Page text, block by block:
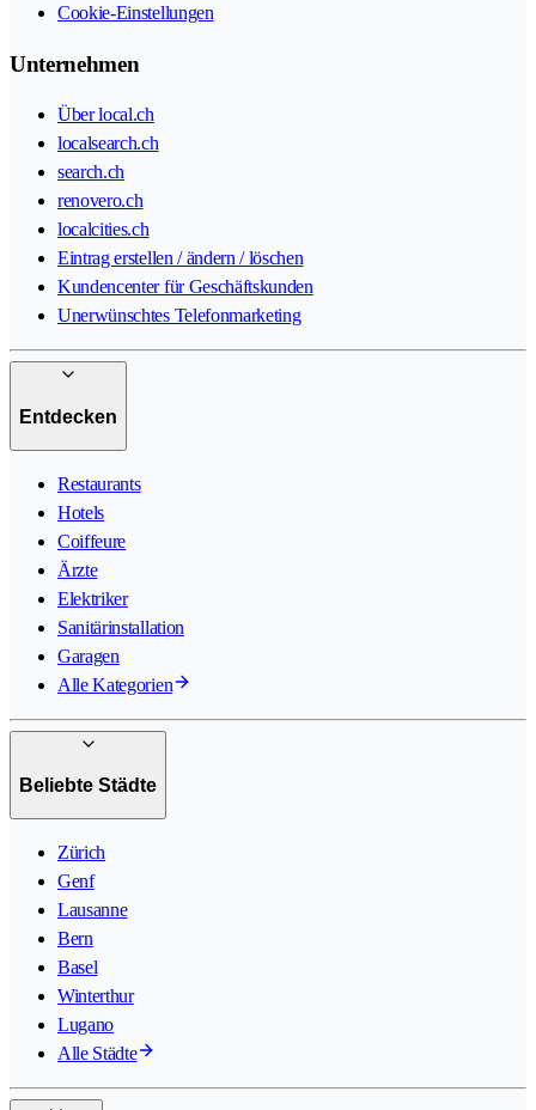
Cookie-Einstellungen
Unternehmen
Über local.ch
localsearch.ch
search.ch
renovero.ch
localcities.ch
Eintrag erstellen / ändern / löschen
Kundencenter für Geschäftskunden
Unerwünschtes Telefonmarketing
Entdecken
Restaurants
Hotels
Coiffeure
Ärzte
Elektriker
Sanitärinstallation
Garagen
Alle Kategorien
Beliebte Städte
Zürich
Genf
Lausanne
Bern
Basel
Winterthur
Lugano
Alle Städte